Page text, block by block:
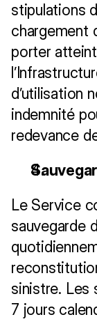
stipulations
chargement
porter
d’utilisation
indemnité
redevance
Le Service
sauvegarde
sinistre. Les
7 jours